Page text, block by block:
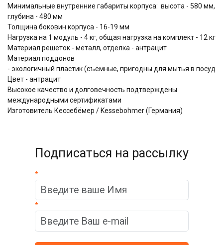
Минимальные внутренние габариты корпуса: высота - 580 мм,
глубина - 480 мм
Толщина боковин корпуса - 16-19 мм
Нагрузка на 1 модуль - 4 кг, общая нагрузка на комплект - 12 кг
Материал решеток - металл, отделка - антрацит
Материал поддонов
- экологичный пластик (съёмные, пригодны для мытья в
Цвет - антрацит
Высокое качество и долговечность подтверждены
международными сертификатами
Изготовитель Кессебёмер / Kessebohmer (Германия)
Подписаться на рассылку
*
*